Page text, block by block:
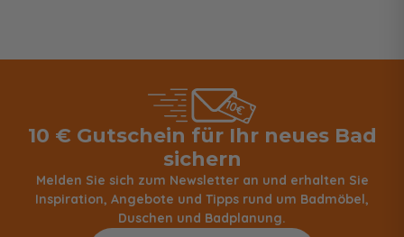
10 € Gutschein für Ihr neues Bad
sichern
Melden Sie sich zum Newsletter an und erhalten Sie
Inspiration, Angebote und Tipps rund um Badmöbel,
Duschen und Badplanung.